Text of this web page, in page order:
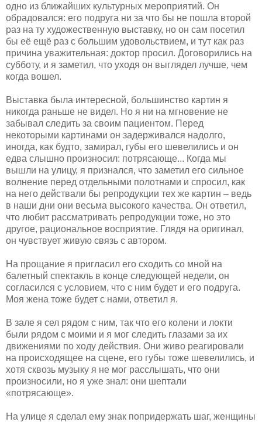
одно из ближайших культурных мероприятий. Он
обрадовался: его подруга ни за что бы не пошла второй
раз на ту художественную выставку, но он сам посетил
бы её ещё раз с большим удовольствием, и тут как раз
причина уважительная: доктор просил. Договорились на
субботу, и я заметил, что уходя он выглядел лучше, чем
когда вошел.
Выставка была интересной, большинство картин я
никогда раньше не видел. Но я ни на мгновение не
забывал следить за своим пациентом. Перед
некоторыми картинами он задерживался надолго,
иногда, как будто, замирал, губы его шевелились и он
едва слышно произносил: потрясающе... Когда мы
вышли на улицу, я признался, что заметил его сильное
волнение перед отдельными полотнами и спросил, как
на него действали бы репродукции тех же картин – ведь
в наши дни они весьма высокого качества. Он ответил,
что любит рассматривать репродукции тоже, но это
другое, рациональное восприятие. Глядя на оригинал,
он чувствует живую связь с автором.
На прощание я пригласил его сходить со мной на
балетный спектакль в конце следующей недели, он
согласился с условием, что с ним будет и его подруга.
Моя жена тоже будет с нами, ответил я.
В зале я сел рядом с ним, так что его колени и локти
были рядом с моими и я мог следить глазами за их
движениями по ходу действия. Они живо реагировали
на происходящее на сцене, его губы тоже шевелились, и
хотя сквозь музыку я не мог расслышать, что они
произносили, но я уже знал: они шептали
«потрясающе».
На улице я сделал ему знак попридержать шаг, женщины